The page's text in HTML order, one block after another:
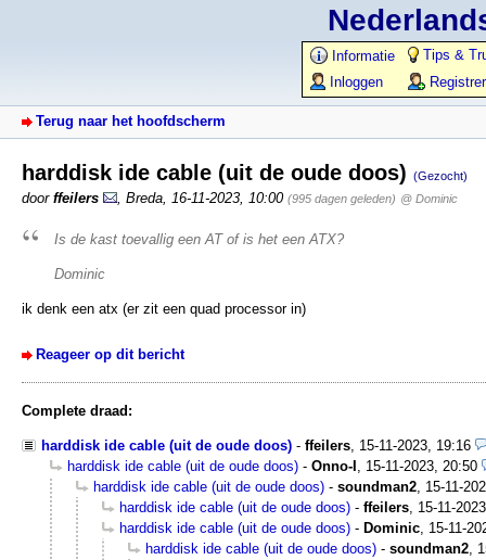
Informatie
Tips &
Inloggen
Terug naar het hoofdscherm
harddisk ide cable (uit de oude doos) (Gezocht)
door ffeilers Breda 16-11-2023, 10:00 (995 dagen geleden) @ Dominic
Is de kast toevallig een AT of is het een ATX?
Dominic
ik denk een atx (er zit een quad processor in)
Reageer op dit bericht
Complete draad:
harddisk ide cable (uit de oude doos) - ffeilers, 15-11-2023, 19:16
harddisk ide cable (uit de oude doos) - Onno-I , 15-11-2023, 20:50
harddisk ide cable (uit de oude doos) - soundman2, 15-11-
harddisk ide cable (uit de oude doos) - ffeilers, 15-11-
harddisk ide cable (uit de oude doos) - Dominic, 15-11-
harddisk ide cable (uit de oude doos) - soundman2,